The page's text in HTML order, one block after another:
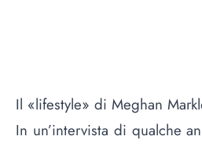
Il «lifestyle» di Meghan
In un’intervista di qualche